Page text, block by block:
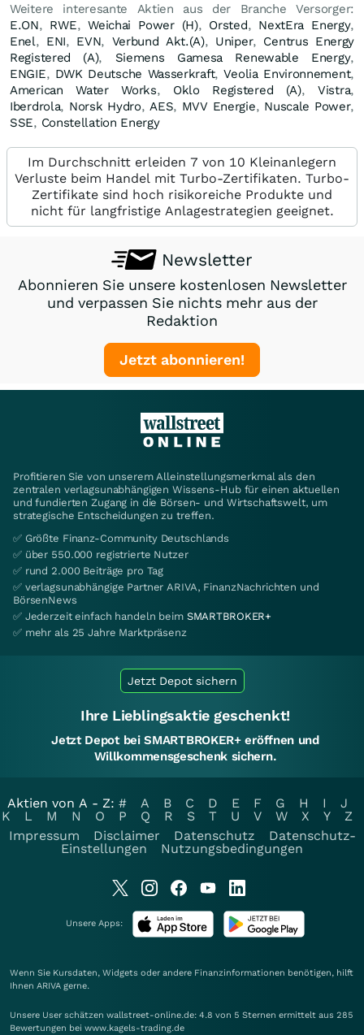
Weitere interesante Aktien aus der Branche Versorger:
E.ON, RWE,Weichai Power (H), Orsted, NextEra Energy,
Enel, ENI, EVN, Verbund Akt.(A), Uniper, Centrus Energy
Registered (A), Siemens Gamesa Renewable Energy,
ENGIE, DWK Deutsche Wasserkraft,Veolia Environnement,
American Water Works, Oklo Registered (A),Vistra,
Iberdrola, Norsk Hydro,AES, MVV Energie, Nuscale Power,
SSE, Constellation Energy
Im Durchschnitt erleiden 7 von 10 Kleinanlegern
Verluste beim Handel mit Turbo-Zertifikaten. Turbo-
Zertifikate sind hoch risikoreiche Produkte und
nicht für langfristige Anlagestrategien geeignet.
Newsletter
Abonnieren Sie unsere kostenlosen Newsletter
und verpassen Sie nichts mehr aus der
Redaktion
Jetzt abonnieren!
Profitieren Sie von unserem Alleinstellungsmerkmal als den
zentralen verlagsunabhängigen Wissens-Hub für einen aktuellen
und fundierten Zugang in die Börsen- und Wirtschaftswelt, um
strategische Entscheidungen zu treffen.
✅ Größte Finanz-Community Deutschlands
✅ über 550.000 registrierte Nutzer
✅ rund 2.000 Beiträge pro Tag
✅ verlagsunabhängige Partner ARIVA, FinanzNachrichten und
BörsenNews
✅ Jederzeit einfach handeln beim SMARTBROKER+
✅ mehr als 25 Jahre Marktpräsenz
Jetzt Depot sichern
Ihre Lieblingsaktie geschenkt!
Jetzt Depot bei SMARTBROKER+ eröffnen und
Willkommensgeschenk sichern.
Aktien von A - Z: # A B C D E F G H I
J
K
L M N O P Q R S T U V W X Y
Z
Impressum
Disclaimer Datenschutz
Datenschutz-
Einstellungen
Nutzungsbedingungen
Unsere Apps:
Wenn Sie Kursdaten, Widgets oder andere Finanzinformationen benötigen, hilft
Ihnen ARIVA gerne.
Unsere User schätzen wallstreet-online.de: 4.8 von 5 Sternen ermittelt aus 285
Bewertungen bei www.kagels-trading.de